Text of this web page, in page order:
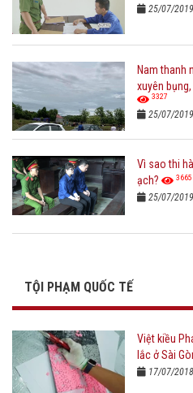
25/07/
Nam thanh
xuyên
3327
25/07/
Vì sao thi
ạch?
3665
25/07/
TỘI PHẠM QUỐC TẾ
Việt kiều
lắc ở Sài
17/07/